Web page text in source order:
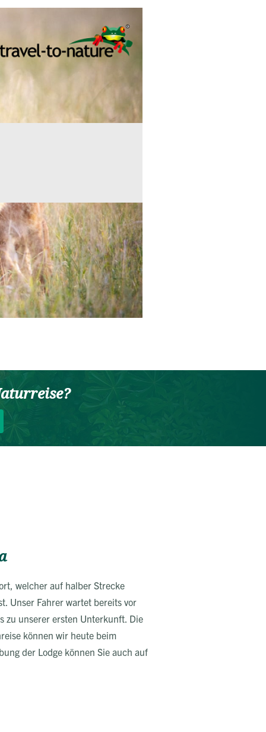
welcher auf halber Strecke
Unser Fahrer wartet bereits vor
zu unserer ersten Unterkunft. Die
können wir heute beim
der Lodge können Sie auch auf